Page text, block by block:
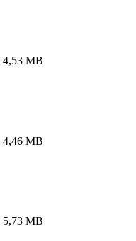
4,53 MB
4,46 MB
5,73 MB